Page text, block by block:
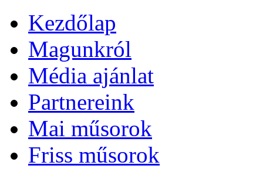
Kezdőlap
Magunkról
Média ajánlat
Partnereink
Mai műsorok
Friss műsorok